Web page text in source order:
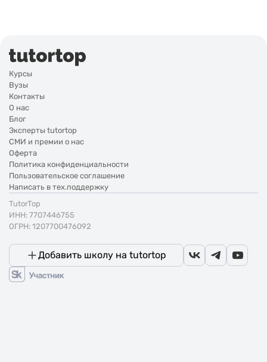
Курсы
Вузы
Контакты
О нас
Блог
Эксперты tutortop
СМИ и премии о нас
Оферта
Политика конфиденциальности
Пользовательское соглашение
Написать в тех.поддержку
TutorTop
ИНН: 7707446755
ОГРН: 1207700476092
Добавить школу на tutortop